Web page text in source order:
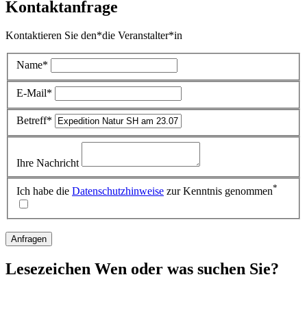
Kontaktanfrage
Kontaktieren Sie den*die Veranstalter*in
Name*
E-Mail*
Betreff*
Ihre Nachricht
Ich habe die Datenschutzhinweise zur Kenntnis genommen*
Anfragen
Lesezeichen Wen oder was suchen Sie?